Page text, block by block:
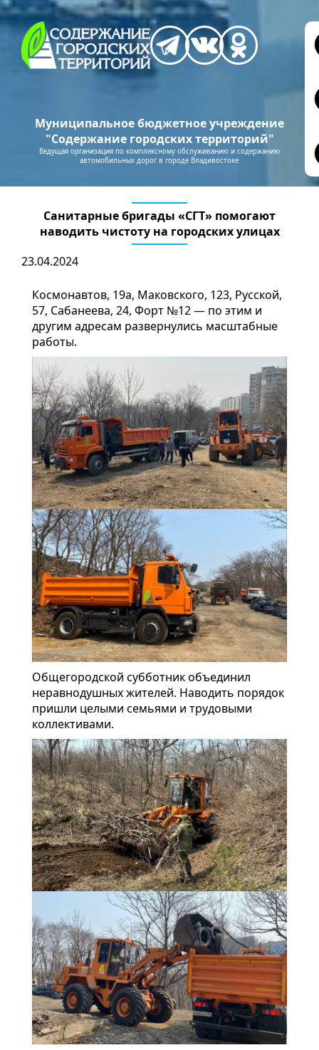
Муниципальное бюджетное учреждение
"Содержание городских территорий"
Ведущая организация по комплексному обслуживанию и содержанию
автомобильных дорог в городе Владивостоке
Санитарные бригады «СГТ» помогают
наводить чистоту на городских улицах
23.04.2024
Космонавтов, 19а, Маковского, 123, Русской,
57, Сабанеева, 24, Форт №12 — по этим и
другим адресам развернулись масштабные
работы.
Общегородской субботник объединил
неравнодушных жителей. Наводить порядок
пришли целыми семьями и трудовыми
коллективами.